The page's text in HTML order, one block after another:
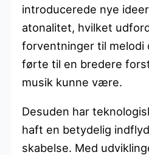
introducerede nye
atonalitet, hvilket
forventninger til melodi
førte til en bredere
musik kunne være.
Desuden har
haft en betydelig
skabelse. Med